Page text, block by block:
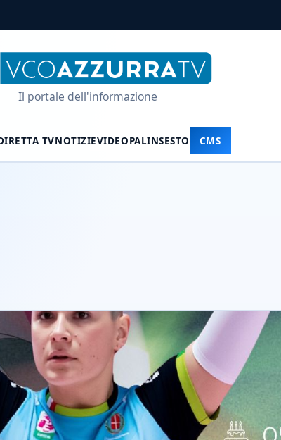
Il portale dell'informazione
TVNOTIZIEVIDEOPALINSESTO CMS